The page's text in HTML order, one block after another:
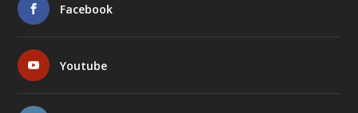
Facebook
Youtube